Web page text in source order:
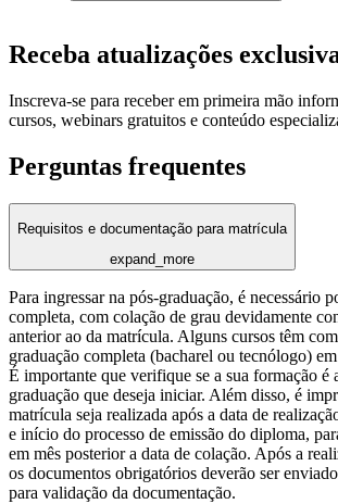
Receba atualizações
Inscreva-se para receber em primeira mão
cursos, webinars gratuitos e conteúdo
Perguntas frequentes
Requisitos e documentação para matrícula
expand_more
Para ingressar na pós-graduação, é necessário
completa, com colação de grau devidamente
anterior ao da matrícula. Alguns cursos têm
graduação completa (bacharel ou tecnólogo)
É importante que verifique se a sua formação é
graduação que deseja iniciar. Além disso, é
matrícula seja realizada após a data de
e início do processo de emissão do diploma,
em mês posterior a data de colação. Após a
os documentos obrigatórios deverão ser
para validação da documentação.